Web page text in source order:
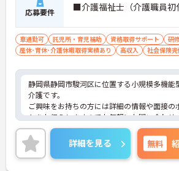
応募要件 ■介護福祉士（介護職員初
車通勤可 託児所・育児補助 資格取得サポート
研
産休･育休･介護休暇取得実績あり
高収入 社会保険
静岡県静岡市駿河区に位置する小規模多機能
介護です。
ご興味をお持ちの方には詳細の情報や面接の
トをお伝えしますのでお気軽にお問い合わせ
いませ。
詳細を見る 無料